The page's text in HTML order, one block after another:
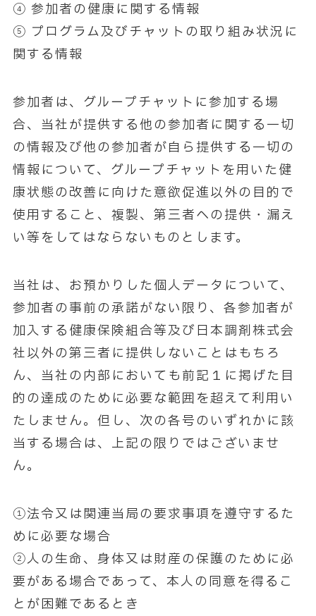
④ 参加者の健康に関する情報
⑤ プログラム及びチャットの取り組み状況に
関する情報
参加者は、グループチャットに参加する場
合、当社が提供する他の参加者に関する一切
の情報及び他の参加者が自ら提供する一切の
情報について、グループチャットを用いた健
康状態の改善に向けた意欲促進以外の目的で
使用すること、複製、第三者への提供・漏え
い等をしてはならないものとします。
当社は、お預かりした個人データについて、
参加者の事前の承諾がない限り、各参加者が
加入する健康保険組合等及び日本調剤株式会
社以外の第三者に提供しないことはもちろ
ん、当社の内部においても前記１に掲げた目
的の達成のために必要な範囲を超えて利用い
たしません。但し、次の各号のいずれかに該
当する場合は、上記の限りではございませ
ん。
①法令又は関連当局の要求事項を遵守するた
めに必要な場合
②人の生命、身体又は財産の保護のために必
要がある場合であって、本人の同意を得るこ
とが困難であるとき